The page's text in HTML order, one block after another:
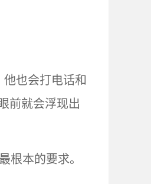
也会打电话和
前就会浮现出
根本的要求。